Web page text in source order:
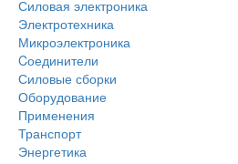
Силовая электроника
Электротехника
Микроэлектроника
Cоединители
Силовые сборки
Оборудование
Применения
Транспорт
Энергетика